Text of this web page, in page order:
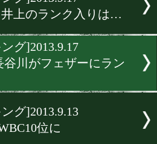
ダイエット 女子情報
キング]2013.9.17
、井上のランク入り
キング]2013.9.17
長谷川がフェザーに